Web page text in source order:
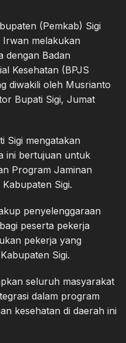
(Pemkab) Sigi
Irwan melakukan
dengan Badan
Kesehatan (BPJS
diwakili oleh Musrianto
Bupati Sigi, Jumat
Sigi mengatakan
ini bertujuan untuk
Program Jaminan
Sigi.
penyelenggaraan
peserta pekerja
pekerja yang
Sigi.
seluruh masyarakat
dalam program
kesehatan di daerah ini